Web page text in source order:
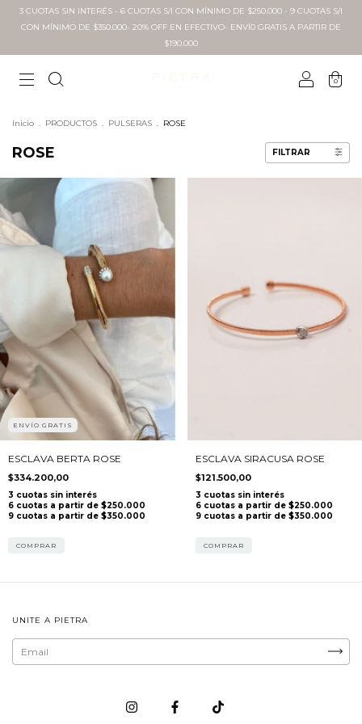
3 CUOTAS SIN INTERÉS - 6 CUOTAS S/I CON MÍNIMO DE $250.000 - 9 CUOTAS S/I
CON MÍNIMO DE $350.000- 20% OFF EN EFECTIVO- ENVÍ0 GRATIS A PARTIR DE
$190.000
0
Inicio . PRODUCTOS . PULSERAS . ROSE
ROSE FILTRAR
ENVÍO GRATIS
ESCLAVA BERTA ROSE
$334.200,00
COMPRAR
ESCLAVA SIRACUSA ROSE
$121.500,00
COMPRAR
UNITE A PIETRA